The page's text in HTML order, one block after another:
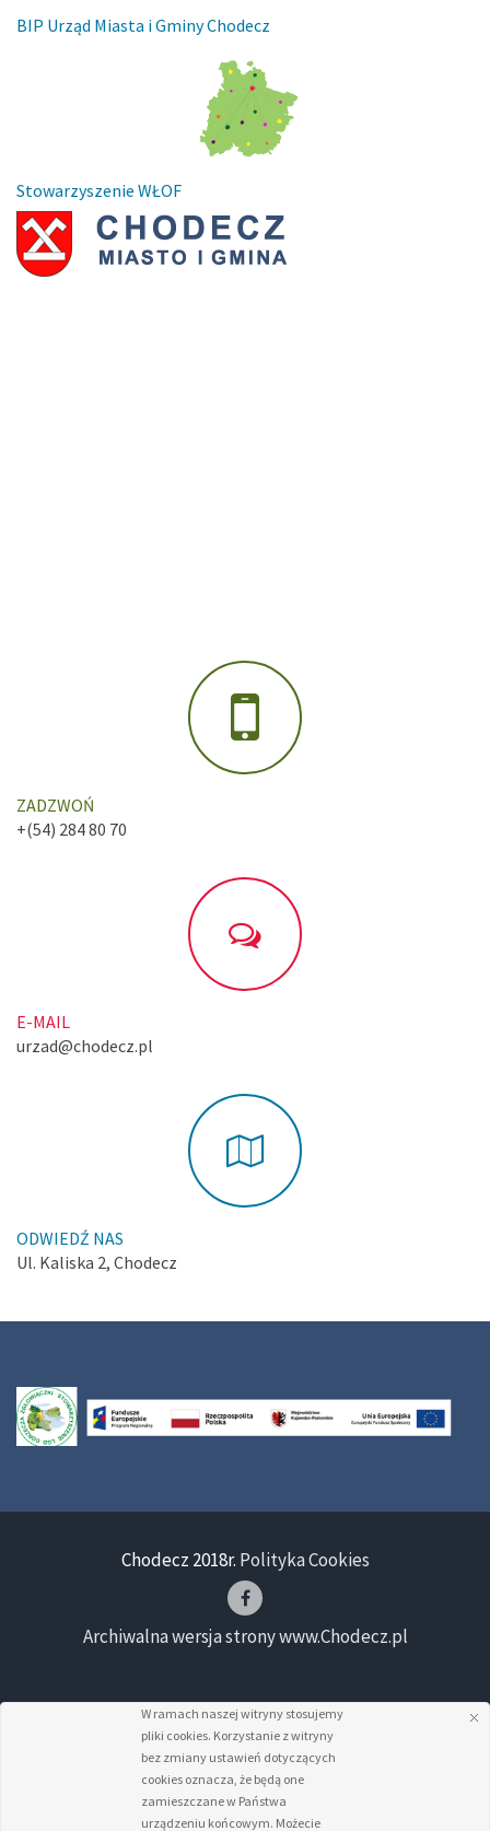
BIP Urząd Miasta i Gminy Chodecz
Stowarzyszenie WŁOF
ZADZWOŃ
+(54) 284 80 70
E-MAIL
urzad@chodecz.pl
ODWIEDŹ NAS
Ul. Kaliska 2, Chodecz
Chodecz 2018r. Polityka Cookies
Archiwalna wersja strony www.Chodecz.pl
W ramach naszej witryny stosujemy
pliki cookies. Korzystanie z witryny
bez zmiany ustawień dotyczących
cookies oznacza, że będą one
zamieszczane w Państwa
urządzeniu końcowym. Możecie